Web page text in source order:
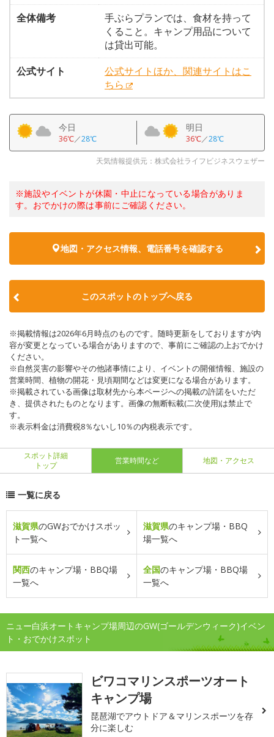
全体備考
手ぶらプランでは、食材を持って
くること。キャンプ用品について
は貸出可能。
公式サイト
公式サイトほか、関連サイトはこ
ちら
今日
36℃／28℃
明日
36℃／28℃
天気情報提供元：株式会社ライフビジネスウェザー
※施設やイベントが休園・中止になっている場合がありま
す。おでかけの際は事前にご確認ください。
地図・アクセス情報、電話番号を確認する
このスポットのトップへ戻る
※掲載情報は2026年6月時点のものです。随時更新をしておりますが内
容が変更となっている場合がありますので、事前にご確認の上おでかけ
ください。
※自然災害の影響やその他諸事情により、イベントの開催情報、施設の
営業時間、植物の開花・見頃期間などは変更になる場合があります。
※掲載されている画像は取材先から本ページへの掲載の許諾をいただ
き、提供されたものとなります。画像の無断転載(二次使用)は禁止で
す。
※表示料金は消費税8％ないし10％の内税表示です。
スポット詳細
トップ
営業時間など 地図・アクセス
一覧に戻る
滋賀県のGWおでかけスポッ
ト一覧へ
滋賀県のキャンプ場・BBQ
場一覧へ
関西のキャンプ場・BBQ場
一覧へ
全国のキャンプ場・BBQ場
一覧へ
ニュー白浜オートキャンプ場周辺のGW(ゴールデンウィーク)イベン
ト・おでかけスポット
ビワコマリンスポーツオート
キャンプ場
琵琶湖でアウトドア＆マリンスポーツを存
分に楽しむ